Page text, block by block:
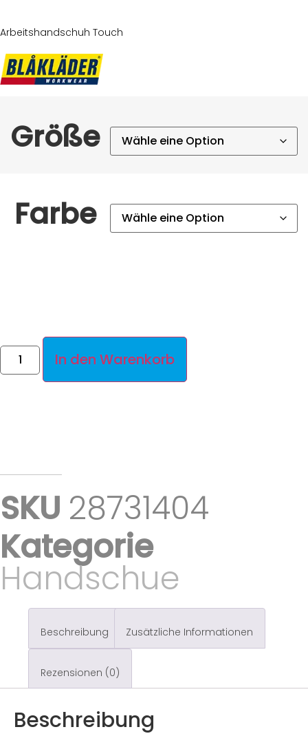
Arbeitshandschuh Touch
Größe
Farbe
In den Warenkorb
SKU 28731404
Kategorie
Handschue
Beschreibung Zusätzliche Informationen
Rezensionen (0)
Beschreibung